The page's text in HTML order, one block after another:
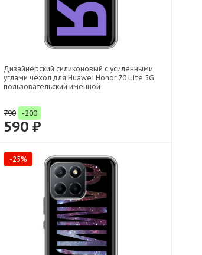
Дизайнерский силиконовый с усиленными
углами чехол для Huawei Honor 70 Lite 5G
пользовательский именной
790 -200
590 ₽
-25%